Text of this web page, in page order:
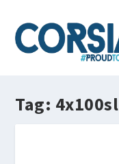
Tag: 4x100sl